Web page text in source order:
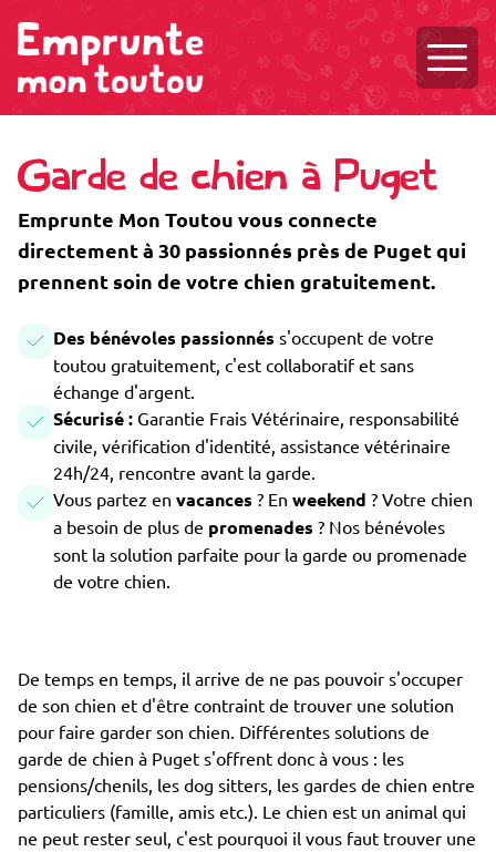
Garde de chien à Puget
Emprunte Mon Toutou vous connecte
directement à 30 passionnés près de Puget qui
prennent soin de votre chien gratuitement.
Des bénévoles passionnés s'occupent de votre
toutou gratuitement, c'est collaboratif et sans
échange d'argent.
Sécurisé : Garantie Frais Vétérinaire, responsabilité
civile, vérification d'identité, assistance vétérinaire
24h/24, rencontre avant la garde.
Vous partez en vacances ? En weekend ? Votre chien
a besoin de plus de promenades ? Nos bénévoles
sont la solution parfaite pour la garde ou promenade
de votre chien.
De temps en temps, il arrive de ne pas pouvoir s'occuper
de son chien et d'être contraint de trouver une solution
pour faire garder son chien. Différentes solutions de
garde de chien à Puget s'offrent donc à vous : les
pensions/chenils, les dog sitters, les gardes de chien entre
particuliers (famille, amis etc.). Le chien est un animal qui
ne peut rester seul, c'est pourquoi il vous faut trouver une